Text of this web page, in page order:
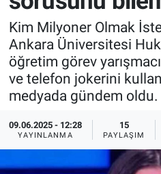
Kim Milyoner Olmak
Ankara Üniversitesi
öğretim görev
ve telefon jokerini
medyada gündem oldu.
09.06.2025 - 12:28
YAYINLANMA
15
PAYLAŞIM
Doğa Konuşuyor
Dünya
Ege Saati
Ege'den Esintiler
Eğitim
Sağlık
Spor
Yayın Akışı
İletişim
Tüm Manşetler
Son Dakika Haberleri
Haber Arşivi